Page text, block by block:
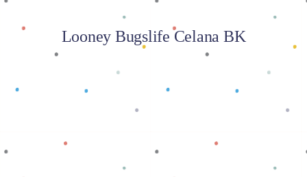
Looney Bugslife Celana BK
Baca selengkapnya